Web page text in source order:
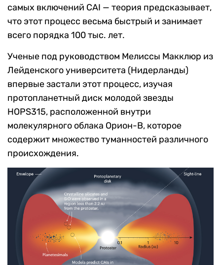
самых включений CAI — теория предсказывает,
что этот процесс весьма быстрый и занимает
всего порядка 100 тыс. лет.
Ученые под руководством Мелиссы Макклюр из
Лейденского университета (Нидерланды)
впервые застали этот процесс, изучая
протопланетный диск молодой звезды
HOPS315, расположенной внутри
молекулярного облака Орион-B, которое
содержит множество туманностей различного
происхождения.